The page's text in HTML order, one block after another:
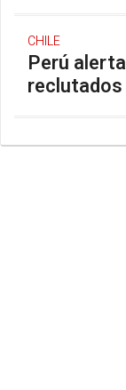
CHILE
Perú
reclutados